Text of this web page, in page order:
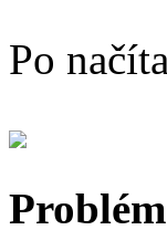
Po
Problém